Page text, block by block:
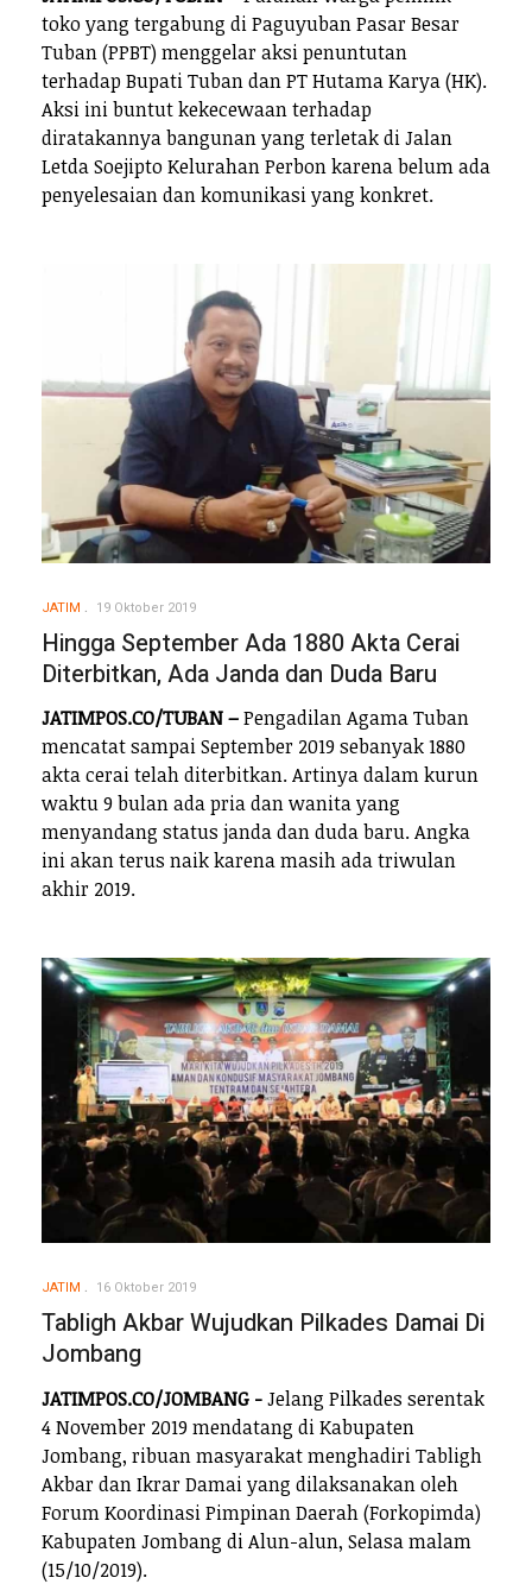
toko yang tergabung di Paguyuban Pasar Besar
Tuban (PPBT) menggelar aksi penuntutan
terhadap Bupati Tuban dan PT Hutama Karya (HK).
Aksi ini buntut kekecewaan terhadap
diratakannya bangunan yang terletak di Jalan
Letda Soejipto Kelurahan Perbon karena belum ada
penyelesaian dan komunikasi yang konkret.
JATIM 19 Oktober 2019
Hingga September Ada 1880 Akta Cerai
Diterbitkan, Ada Janda dan Duda Baru
JATIMPOS.CO/TUBAN –Pengadilan Agama Tuban
mencatat sampai September 2019 sebanyak 1880
akta cerai telah diterbitkan. Artinya dalam kurun
waktu 9 bulan ada pria dan wanita yang
menyandang status janda dan duda baru. Angka
ini akan terus naik karena masih ada triwulan
akhir 2019.
JATIM 16 Oktober 2019
Tabligh Akbar Wujudkan Pilkades Damai Di
Jombang
JATIMPOS.CO/JOMBANG -Jelang Pilkades serentak
4 November 2019 mendatang di Kabupaten
Jombang, ribuan masyarakat menghadiri Tabligh
Akbar dan Ikrar Damai yang dilaksanakan oleh
Forum Koordinasi Pimpinan Daerah (Forkopimda)
Kabupaten Jombang di Alun-alun, Selasa malam
(15/10/2019).